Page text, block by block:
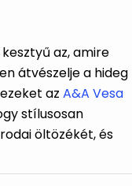
az, amire
átvészelje a hideg
az A&A Vesa
stílusosan
öltözékét, és